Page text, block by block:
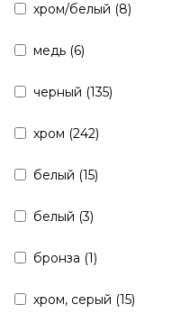
хром/белый (8)
медь (6)
черный (135)
хром (242)
белый (15)
белый (3)
бронза (1)
хром, серый (15)